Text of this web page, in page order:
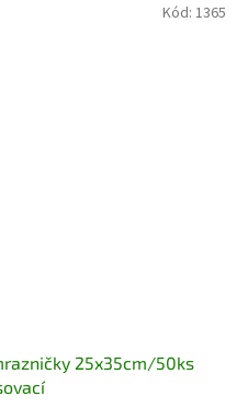
25x35cm/50ks
Kód: 1365